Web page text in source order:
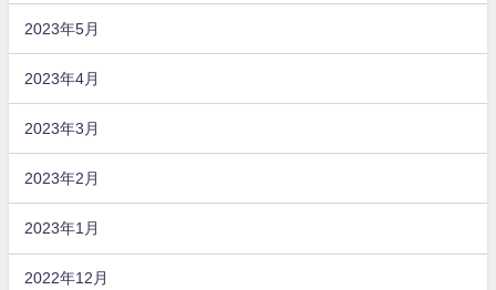
2023年5月
2023年4月
2023年3月
2023年2月
2023年1月
2022年12月